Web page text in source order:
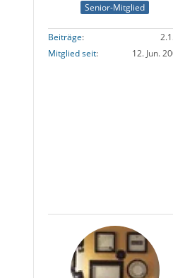
Senior-Mitglied
Beiträge
Mitglied seit
12. Jun.